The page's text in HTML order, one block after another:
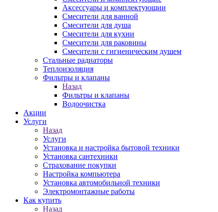
Аксессуары и комплектующии
Смесители для ванной
Смесители для душа
Смесители для кухни
Смесители для раковины
Смесители с гигиеническим душем
Стальные радиаторы
Теплоизоляция
Фильтры и клапаны
Назад
Фильтры и клапаны
Водоочистка
Акции
Услуги
Назад
Услуги
Установка и настройка бытовой техники
Установка сантехники
Страхование покупки
Настройка компьютера
Установка автомобильной техники
Электромонтажные работы
Как купить
Назад